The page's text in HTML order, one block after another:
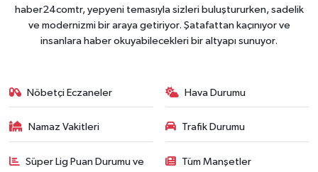
haber24comtr, yepyeni temasıyla sizleri buluştururken, sadelik
ve modernizmi bir araya getiriyor. Şatafattan kaçınıyor ve
insanlara haber okuyabilecekleri bir altyapı sunuyor.
Nöbetçi Eczaneler Hava Durumu
Namaz Vakitleri Trafik Durumu
Süper Lig Puan Durumu ve
Tüm Manşetler